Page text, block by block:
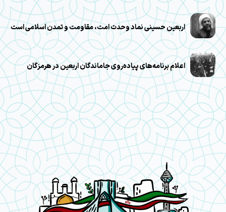
اربعین حسینی نماد وحدت امت، مقاومت و تمدن اسلامی است
اعلام برنامه‌های پیاده‌روی جاماندگان اربعین در هرمزگان